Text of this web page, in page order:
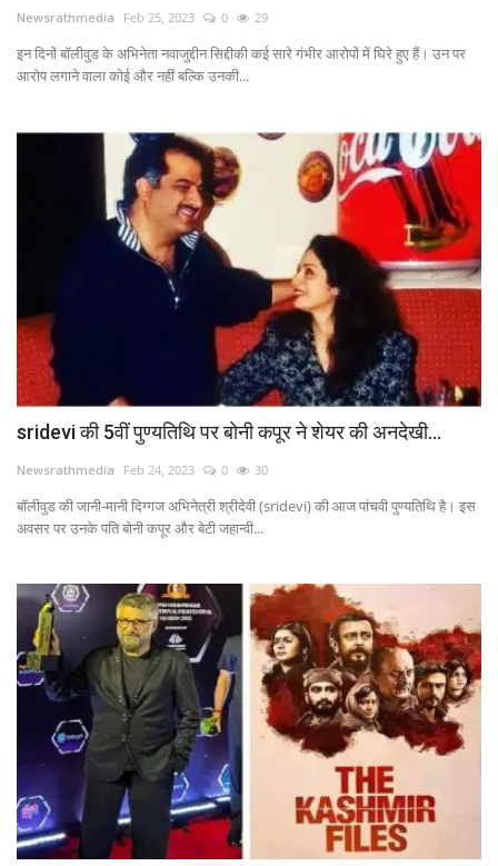
Newsrathmedia Feb 25, 2023 0 29
इन दिनों बॉलीवुड के अभिनेता नवाजुद्दीन सिद्दीकी कई सारे गंभीर आरोपों में घिरे हुए हैं। उन पर
आरोप लगाने वाला कोई और नहीं बल्कि उनकी...
sridevi की 5वीं पुण्यतिथि पर बोनी कपूर ने शेयर की अनदेखी...
Newsrathmedia Feb 24, 2023 0 30
बॉलीवुड की जानी-मानी दिग्गज अभिनेत्री श्रीदेवी (sridevi) की आज पांचवी पुण्यतिथि है। इस
अवसर पर उनके पति बोनी कपूर और बेटी जहान्वी...